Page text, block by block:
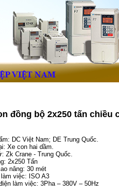
đồng bộ 2x250 tấn chiều
DC Việt Nam; DE Trung Quốc.
Xe con hai dầm.
Zk Crane - Trung Quốc.
2x250 Tấn
nâng: 30 mét
việc: ISO A3
làm việc: 3Pha – 380V – 50Hz